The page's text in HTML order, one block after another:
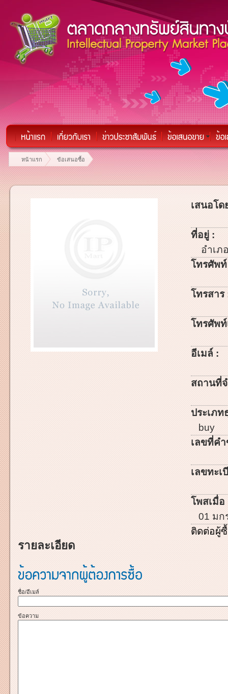
หน้าแรก ข้อเสนอซื้อ
เสนอโด
ที่อยู่ :
อำเภ
โทรศัพ
โทรสาร
โทรศัพ
อีเมล์ :
สถานที่
ประเภท
buy
เลขที่ค
เลขทะเ
โพสเมื่อ
01 มก
ติดต่อผู้
รายละเอียด
ชื่อ/อีเมล์
ข้อความ